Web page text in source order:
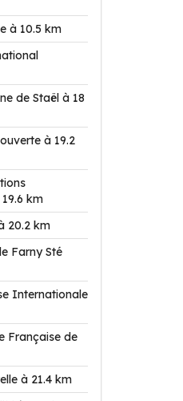
à 10.5 km
de Staël à 18
à 19.2
km
20.2 km
Farny Sté
Internationale
Française de
à 21.4 km